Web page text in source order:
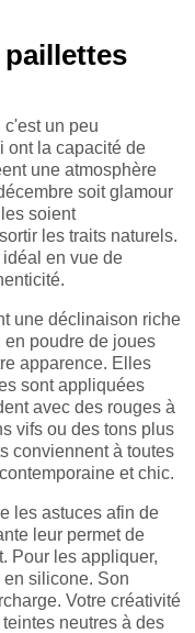
un peu
ont la capacité de
une atmosphère
soit glamour
soient
les traits naturels.
idéal en vue de
une déclinaison riche
en poudre de joues
apparence. Elles
sont appliquées
avec des rouges à
vifs ou des tons plus
conviennent à toutes
et chic.
les astuces afin de
leur permet de
Pour les appliquer,
silicone. Son
Votre créativité
neutres à des